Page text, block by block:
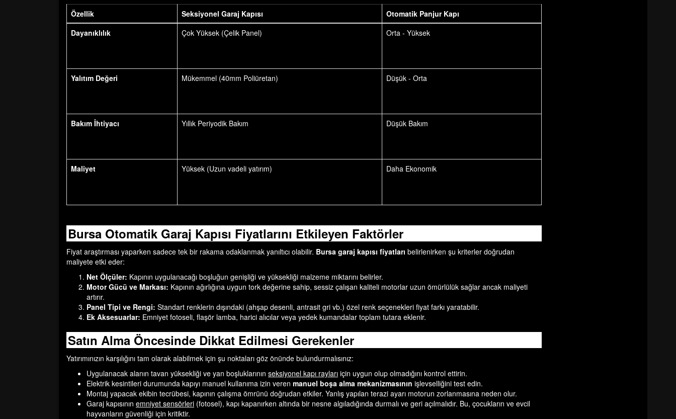
Özellik
Seksiyonel Garaj Kapısı
Otomatik Panjur Kapı
Dayanıklılık
Çok Yüksek (Çelik Panel) Orta - Yüksek
Yalıtım Değeri Mükemmel (40mm Poliüretan) Düşük - Orta
Bakım İhtiyacı Yıllık Periyodik Bakım Düşük Bakım
Maliyet Yüksek (Uzun vadeli yatırım) Daha Ekonomik
Bursa Otomatik Garaj Kapısı Fiyatlarını Etkileyen Faktörler
Fiyat araştırması yaparken sadece tek bir rakama odaklanmak yanıltıcı olabilir. Bursa garaj kapısı fiyatları belirlenirken şu kriterler doğrudan
maliyete etki eder:
Net Ölçüler: Kapının uygulanacağı boşluğun genişliği ve yüksekliği malzeme miktarını belirler.
Motor Gücü ve Markası: Kapının ağırlığına uygun tork değerine sahip, sessiz çalışan kaliteli motorlar uzun ömürlülük sağlar ancak maliyeti
artırır.
Panel Tipi ve Rengi: Standart renklerin dışındaki (ahşap desenli, antrasit gri vb.) özel renk seçenekleri fiyat farkı yaratabilir.
Ek Aksesuarlar: Emniyet fotoseli, flaşör lamba, harici alıcılar veya yedek kumandalar toplam tutara eklenir.
Satın Alma Öncesinde Dikkat Edilmesi Gerekenler
Yatırımınızın karşılığını tam olarak alabilmek için şu noktaları göz önünde bulundurmalısınız:
Uygulanacak alanın tavan yüksekliği ve yan boşluklarının seksiyonel kapı rayları için uygun olup olmadığını kontrol ettirin.
Elektrik kesintileri durumunda kapıyı manuel kullanıma izin veren manuel boşa alma mekanizmasının işlevselliğini test edin.
Montaj yapacak ekibin tecrübesi, kapının çalışma ömrünü doğrudan etkiler. Yanlış yapılan terazi ayarı motorun zorlanmasına neden olur.
Garaj kapısının emniyet sensörleri (fotosel), kapı kapanırken altında bir nesne algıladığında durmalı ve geri açılmalıdır. Bu, çocukların ve evcil
hayvanların güvenliği için kritiktir.